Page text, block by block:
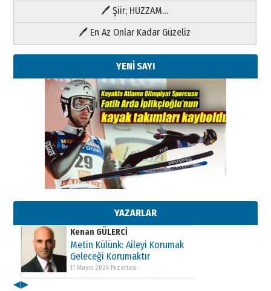
🖊 Şiir; HÜZZAM…
🖊 En Az Onlar Kadar Güzeliz
YENİ SAYI
YAZARLAR
Kenan GÜLERCİ
Metin Külünk: Aileyi Korumak
Geleceği Korumaktır
11 Mayıs 2026 Pazartesi
Kenan GÜLERCİ
Metin Külünk: Aileyi Korumak
Geleceği Korumaktır
11 Mayıs 2026 Pazartesi
◀▶